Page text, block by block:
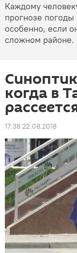
Каждому
прогнозе
особенно, если
сложном районе.
когда в
17:38 22.08.2018